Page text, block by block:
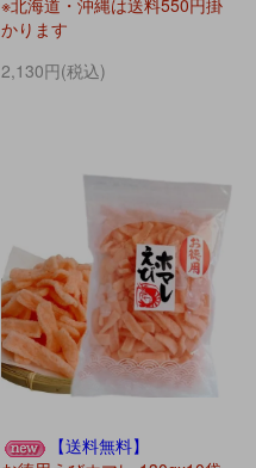
※北海道・沖縄は送料550円掛
かります
2,130円(税込)
【送料無料】